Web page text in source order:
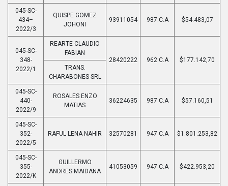
045-SC-
434–
2022/3
QUISPE GOMEZ
JOHONI
93911054 987.C.A $54.483,07
045-SC-
348-
2022/1
REARTE CLAUDIO
FABIAN
28420222
962 C.A
$177.142,70
TRANS.
CHARABONES SRL
045-SC-
440-
2022/9
ROSALES ENZO
MATIAS
36224635 987 C.A $57.160,51
045-SC-
352-
2022/5
RAFUL LENA NAHIR 32570281 947 C.A $1.801.253,82
045-SC-
355-
2022/K
GUILLERMO
ANDRES MAIDANA
41053059 947 C.A $422.953,20